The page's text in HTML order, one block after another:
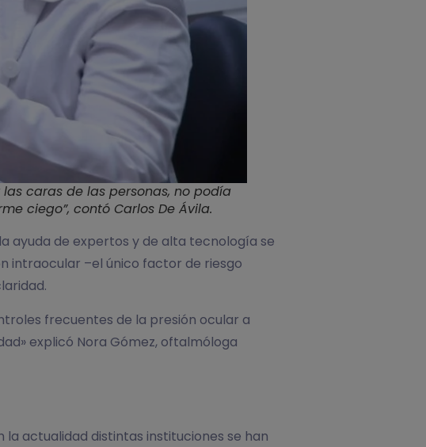
caras de las personas, no podía
ciego”, contó Carlos De Ávila.
ayuda de expertos y de alta tecnología se
intraocular –el único factor de riesgo
frecuentes de la presión ocular a
explicó Nora Gómez, oftalmóloga
actualidad distintas instituciones se han